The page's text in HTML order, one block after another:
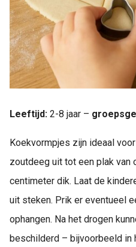
Leeftijd: 2-8 jaar –
Koekvormpjes zijn ideaal
zoutdeeg uit tot een plak van
centimeter dik. Laat de
uit steken. Prik er eventueel
ophangen. Na het drogen
beschilderd – bijvoorbeeld in